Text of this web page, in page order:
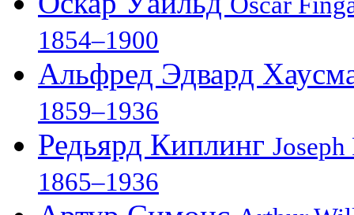
1854–1900
Альфред Эдвард
1859–1936
Редьярд Киплинг
1865–1936